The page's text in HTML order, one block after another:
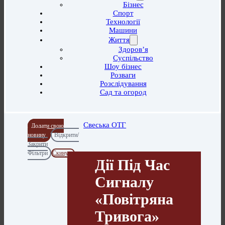
Бізнес
Спорт
Технології
Машини
Життя
Здоров’я
Суспільство
Шоу бізнес
Розваги
Розслідування
Сад та огород
Додати свою
новину
Відкрити/
Закрити
Фільтри
Скинути
Свеська ОТГ
Дії Під Час
Сигналу
«Повітряна
Тривога»